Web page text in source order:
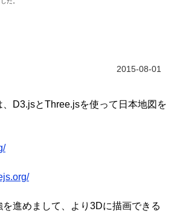
2015-08-01
、D3.jsとThree.jsを使って日本地図を
進めまして、より3Dに描画できる